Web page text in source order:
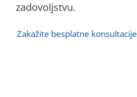
zadovoljstvu.
Zakažite besplatne konsultacije